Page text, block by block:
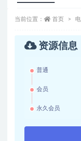
当前位置： 首页
资源信息
普通
会员
永久会员